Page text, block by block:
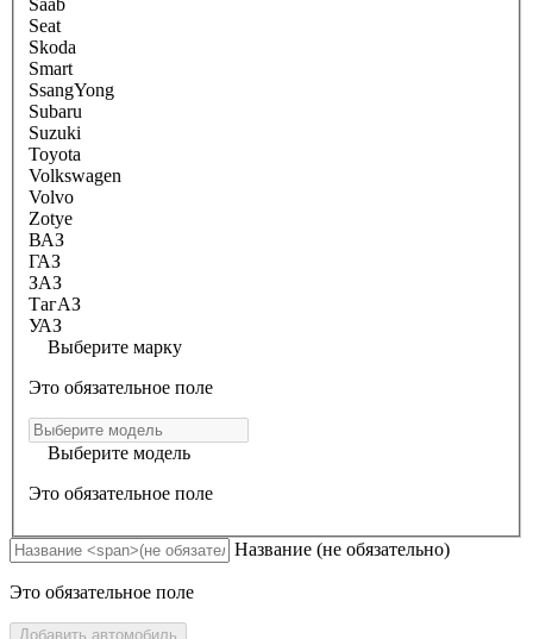
Saab
Seat
Skoda
Smart
SsangYong
Subaru
Suzuki
Toyota
Volkswagen
Volvo
Zotye
ВАЗ
ГАЗ
ЗАЗ
ТагАЗ
УАЗ
Выберите марку
Это обязательное поле
Выберите модель
Это обязательное поле
Название (не обязательно)
Это обязательное поле
Добавить автомобиль